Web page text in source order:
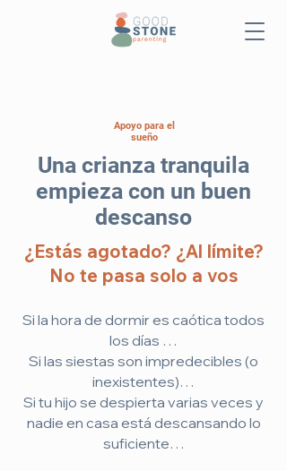
Apoyo para el
sueño
Una crianza tranquila
empieza con un buen
descanso
¿Estás agotado? ¿Al límite?
No te pasa solo a vos
Si la hora de dormir es caótica todos
los días …
Si las siestas son impredecibles (o
inexistentes)…
Si tu hijo se despierta varias veces y
nadie en casa está descansando lo
suficiente…